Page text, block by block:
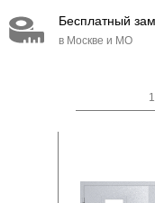
Бесплатный
в Москве и МО